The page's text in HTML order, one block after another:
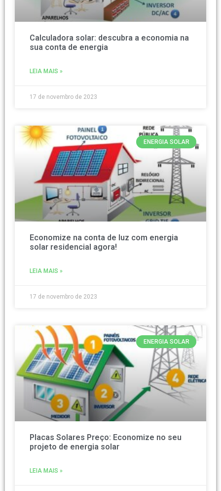
Calculadora solar: descubra a economia na
sua conta de energia
LEIA MAIS »
17 de novembro de 2023
ENERGIA SOLAR
Economize na conta de luz com energia
solar residencial agora!
LEIA MAIS »
17 de novembro de 2023
ENERGIA SOLAR
Placas Solares Preço: Economize no seu
projeto de energia solar
LEIA MAIS »